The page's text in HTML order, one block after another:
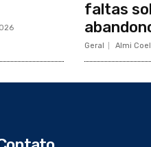
faltas
Geral Almi